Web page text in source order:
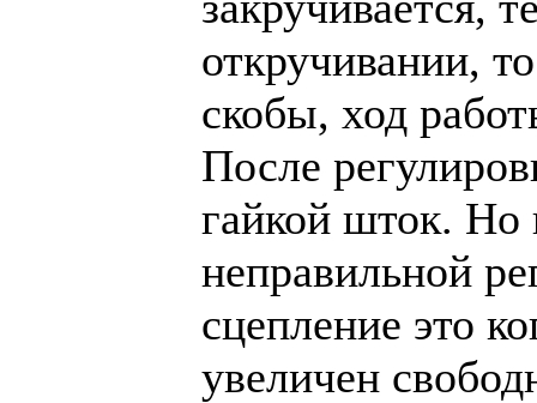
откручивании,
скобы, ход
После
гайкой шток. Но
неправильной
сцепление это
увеличен